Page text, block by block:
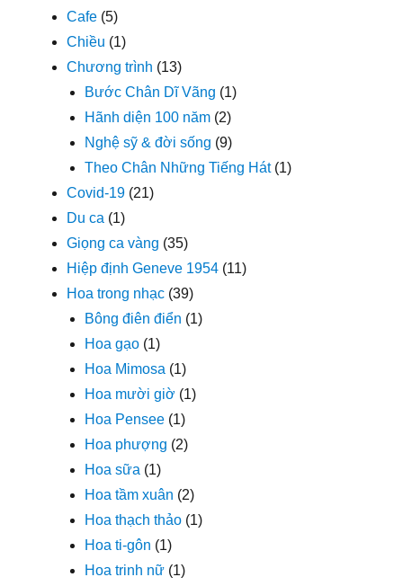
Cafe (5)
Chiều (1)
Chương trình (13)
Bước Chân Dĩ Vãng (1)
Hãnh diện 100 năm (2)
Nghệ sỹ & đời sống (9)
Theo Chân Những Tiếng Hát(1)
Covid-19 (21)
Du ca (1)
Giọng ca vàng (35)
Hiệp định Geneve 1954 (11)
Hoa trong nhạc (39)
Bông điên điển (1)
Hoa gạo (1)
Hoa Mimosa (1)
Hoa mười giờ (1)
Hoa Pensee (1)
Hoa phượng (2)
Hoa sữa (1)
Hoa tầm xuân (2)
Hoa thạch thảo (1)
Hoa ti-gôn (1)
Hoa trinh nữ (1)